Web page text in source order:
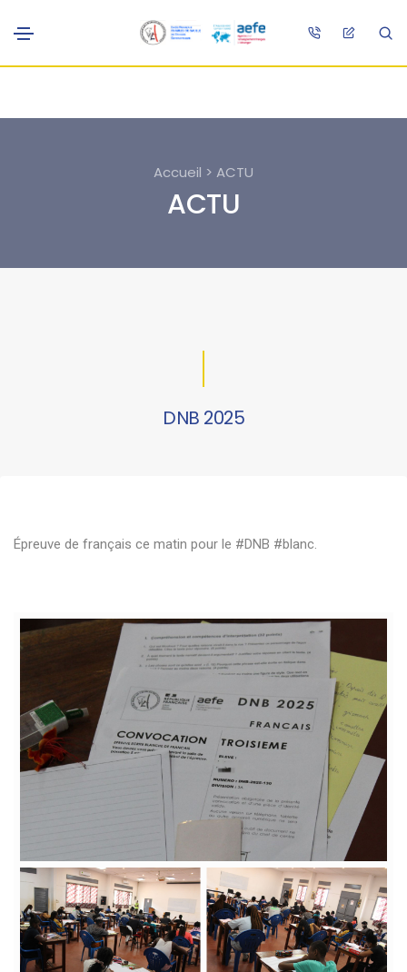
Accueil > ACTU
ACTU
DNB 2025
Épreuve de français ce matin pour le #DNB #blanc.